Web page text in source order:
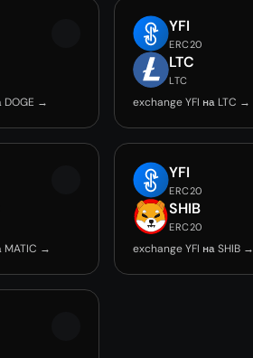
DOGE →
YFI
ERC20
LTC
LTC
exchange YFI на LTC →
MATIC →
YFI
ERC20
SHIB
ERC20
exchange YFI на SHIB →